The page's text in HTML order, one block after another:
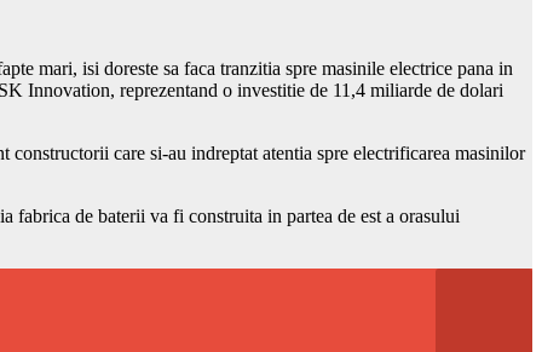
mari, isi doreste sa faca tranzitia spre masinile electrice pana in
Innovation, reprezentand o investitie de 11,4 miliarde de dolari
care si-au indreptat atentia spre electrificarea masinilor
fabrica de baterii va fi construita in partea de est a orasului